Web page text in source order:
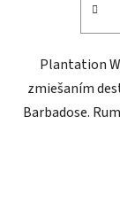
Plantation
zmiešaním
Barbadose.